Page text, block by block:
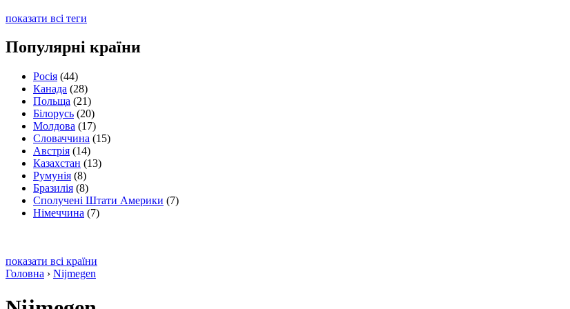
показати всі теги
Популярні країни
Росія (44)
Канада (28)
Польща (21)
Білорусь (20)
Молдова (17)
Словаччина (15)
Австрія (14)
Казахстан (13)
Румунія (8)
Бразилія (8)
Сполучені Штати Америки (7)
Німеччина (7)
показати всі країни
Головна › Nijmegen